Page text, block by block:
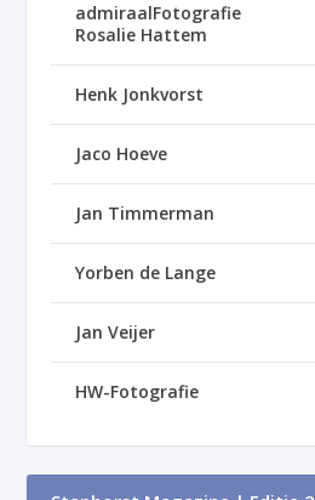
admiraalFotografie
Rosalie Hattem
Henk Jonkvorst
Jaco Hoeve
Jan Timmerman
Yorben de Lange
Jan Veijer
HW-Fotografie